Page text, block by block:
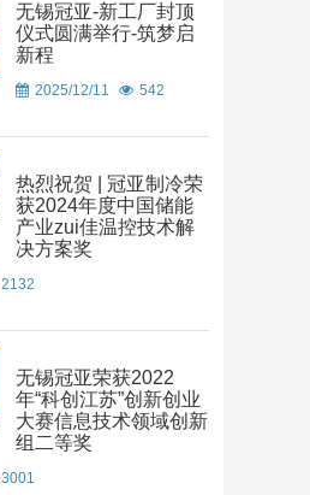
无锡冠亚-新工厂封顶
仪式圆满举行-筑梦启
新程
2025/12/11 542
热烈祝贺 | 冠亚制冷荣
获2024年度中国储能
产业zui佳温控技术解
决方案奖
2132
无锡冠亚荣获2022
年“科创江苏”创新创业
大赛信息技术领域创新
组二等奖
3001